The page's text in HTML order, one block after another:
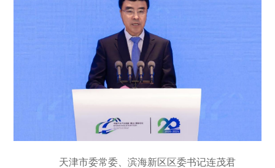
天津市委常委、滨海新区区委书记连茂君